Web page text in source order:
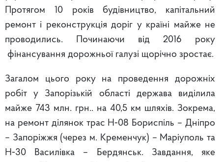
Протягом 10 років будівництво, капітальний
ремонт і реконструкція доріг у країні майже не
проводились. Починаючи від 2016 року
фінансування дорожньої галузі щорічно зростає.
Загалом цього року на проведення дорожніх
робіт у Запорізькій області держава виділила
майже 743 млн. грн.. на 40,5 км шляхів. Зокрема,
на ремонт ділянок трас Н‑08 Бориспіль – Дніпро
– Запоріжжя (через м. Кременчук) – Маріуполь та
Н‑30 Василівка – Бердянськ. Завдання, яке